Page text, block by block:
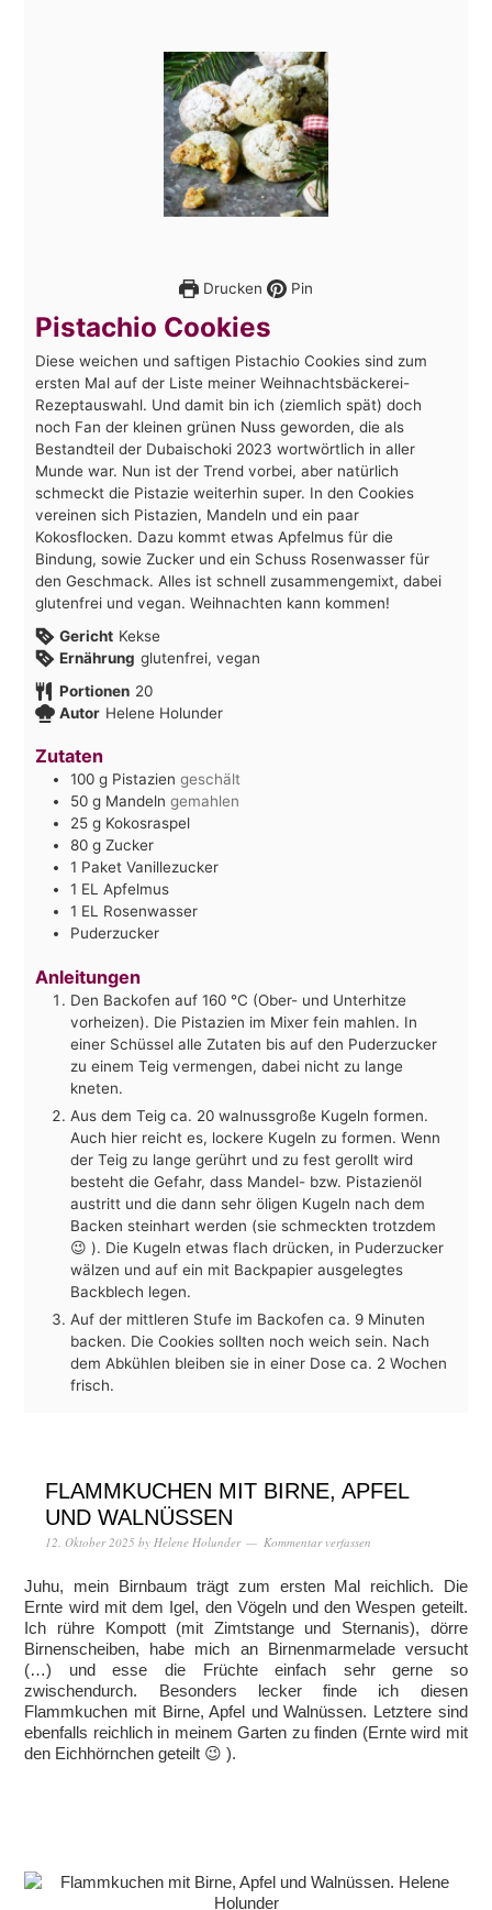
Drucken Pin
Pistachio Cookies
Diese weichen und saftigen Pistachio Cookies sind zum
ersten Mal auf der Liste meiner Weihnachtsbäckerei-
Rezeptauswahl. Und damit bin ich (ziemlich spät) doch
noch Fan der kleinen grünen Nuss geworden, die als
Bestandteil der Dubaischoki 2023 wortwörtlich in aller
Munde war. Nun ist der Trend vorbei, aber natürlich
schmeckt die Pistazie weiterhin super. In den Cookies
vereinen sich Pistazien, Mandeln und ein paar
Kokosflocken. Dazu kommt etwas Apfelmus für die
Bindung, sowie Zucker und ein Schuss Rosenwasser für
den Geschmack. Alles ist schnell zusammengemixt, dabei
glutenfrei und vegan. Weihnachten kann kommen!
Gericht Kekse
Ernährung glutenfrei, vegan
Portionen 20
Autor Helene Holunder
Zutaten
100 g Pistazien geschält
50 g Mandeln gemahlen
25 g Kokosraspel
80 g Zucker
1 Paket Vanillezucker
1 EL Apfelmus
1 EL Rosenwasser
Puderzucker
Anleitungen
Den Backofen auf 160 °C (Ober- und Unterhitze
vorheizen). Die Pistazien im Mixer fein mahlen. In
einer Schüssel alle Zutaten bis auf den Puderzucker
zu einem Teig vermengen, dabei nicht zu lange
kneten.
Aus dem Teig ca. 20 walnussgroße Kugeln formen.
Auch hier reicht es, lockere Kugeln zu formen. Wenn
der Teig zu lange gerührt und zu fest gerollt wird
besteht die Gefahr, dass Mandel- bzw. Pistazienöl
austritt und die dann sehr öligen Kugeln nach dem
Backen steinhart werden (sie schmeckten trotzdem
😉 ). Die Kugeln etwas flach drücken, in Puderzucker
wälzen und auf ein mit Backpapier ausgelegtes
Backblech legen.
Auf der mittleren Stufe im Backofen ca. 9 Minuten
backen. Die Cookies sollten noch weich sein. Nach
dem Abkühlen bleiben sie in einer Dose ca. 2 Wochen
frisch.
FLAMMKUCHEN MIT BIRNE, APFEL
UND WALNÜSSEN
12. Oktober 2025 by Helene Holunder Kommentar verfassen
Juhu, mein Birnbaum trägt zum ersten Mal reichlich. Die
Ernte wird mit dem Igel, den Vögeln und den Wespen geteilt.
Ich rühre Kompott (mit Zimtstange und Sternanis), dörre
Birnenscheiben, habe mich an Birnenmarmelade versucht
(…) und esse die Früchte einfach sehr gerne so
zwischendurch. Besonders lecker finde ich diesen
Flammkuchen mit Birne, Apfel und Walnüssen. Letztere sind
ebenfalls reichlich in meinem Garten zu finden (Ernte wird mit
den Eichhörnchen geteilt 😉 ).